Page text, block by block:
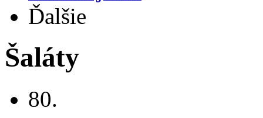
Ďalšie
Šaláty
80.